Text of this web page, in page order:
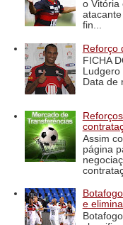
o Vitória
fin...
Reforço
FICHA
Data de
Assim
página
e